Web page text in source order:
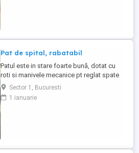
Kingston Fury Beast ...
Pat de spital, rabatabil
Patul este in stare foarte bună, dotat cu
roti si manivele mecanice pt reglat spate
si picioare. Saltea speciala inclusă.
Suport de perfuzii si suport de luat masa
incluse. Oferim cadou un bax de scutece
Sector 1, Bucuresti
1 ianuarie